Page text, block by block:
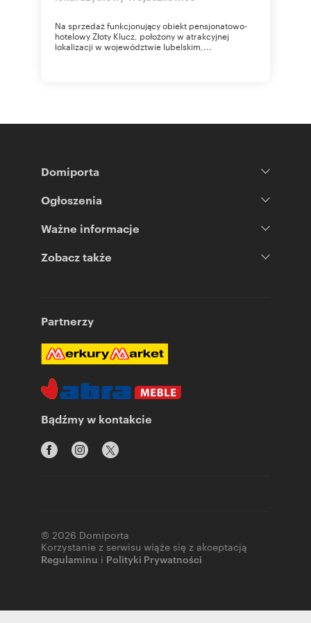
Na sprzedaż funkcjonujący obiekt pensjonatowo-
hotelowy Złoty Klucz, położony w atrakcyjnej
lokalizacji w województwie lubelskim,...
Domiporta
Ogłoszenia
Ważne informacje
Zobacz także
Partnerzy
Bądźmy w kontakcie
© 2026 Domiporta
Korzystanie z serwisu wiąże się z akceptacją
Regulaminu i Polityki Prywatności